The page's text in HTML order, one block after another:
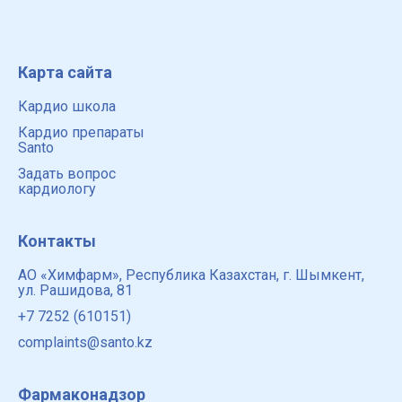
Карта сайта
Кардио школа
Кардио препараты
Santo
Задать вопрос
кардиологу
Контакты
АО «Химфарм», Республика Казахстан, г. Шымкент,
ул. Рашидова, 81
+7 7252 (610151)
complaints@santo.kz
Фармаконадзор